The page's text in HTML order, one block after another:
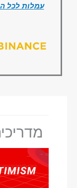
עמלות לכל